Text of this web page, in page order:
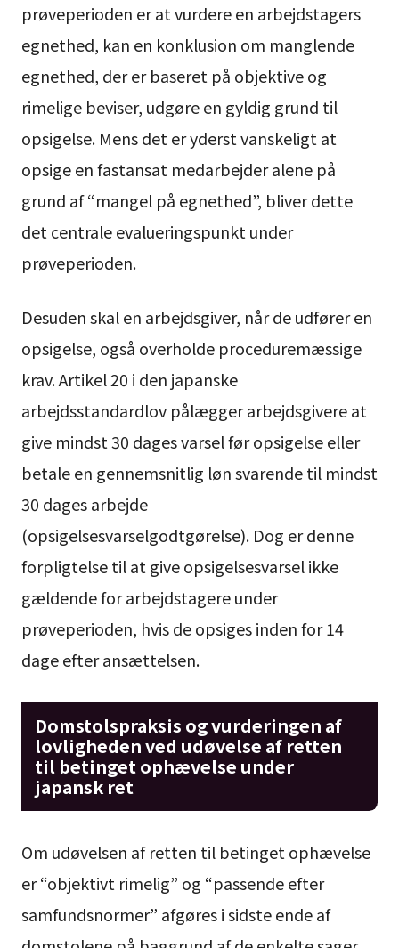
prøveperioden er at vurdere en arbejdstagers
egnethed, kan en konklusion om manglende
egnethed, der er baseret på objektive og
rimelige beviser, udgøre en gyldig grund til
opsigelse. Mens det er yderst vanskeligt at
opsige en fastansat medarbejder alene på
grund af “mangel på egnethed”, bliver dette
det centrale evalueringspunkt under
prøveperioden.
Desuden skal en arbejdsgiver, når de udfører en
opsigelse, også overholde proceduremæssige
krav. Artikel 20 i den japanske
arbejdsstandardlov pålægger arbejdsgivere at
give mindst 30 dages varsel før opsigelse eller
betale en gennemsnitlig løn svarende til mindst
30 dages arbejde
(opsigelsesvarselgodtgørelse). Dog er denne
forpligtelse til at give opsigelsesvarsel ikke
gældende for arbejdstagere under
prøveperioden, hvis de opsiges inden for 14
dage efter ansættelsen.
Domstolspraksis og vurderingen af
lovligheden ved udøvelse af retten
til betinget ophævelse under
japansk ret
Om udøvelsen af retten til betinget ophævelse
er “objektivt rimelig” og “passende efter
samfundsnormer” afgøres i sidste ende af